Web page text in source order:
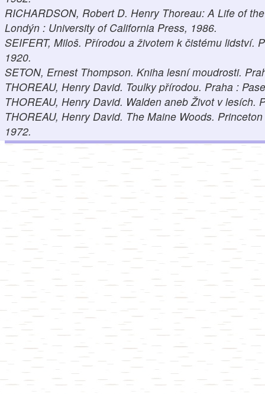
RICHARDSON, Robert D. Henry Thoreau: A Life of
Londýn : University of California Press, 1986.
SEIFERT, Miloš. Přírodou a životem k čistému lidství.
1920.
SETON, Ernest Thompson. Kniha lesní moudrosti.
THOREAU, Henry David. Toulky přírodou. Praha :
THOREAU, Henry David. Walden aneb Život v lesích.
THOREAU, Henry David. The Maine Woods.
1972.